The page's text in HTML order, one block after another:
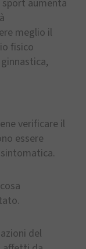
aumenta
meglio il
fisico
verificare il
essere
del